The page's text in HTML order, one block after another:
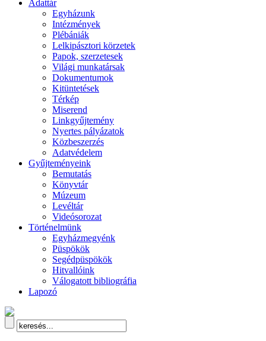
Adattár
Egyházunk
Intézmények
Plébániák
Lelkipásztori körzetek
Papok, szerzetesek
Világi munkatársak
Dokumentumok
Kitüntetések
Térkép
Miserend
Linkgyűjtemény
Nyertes pályázatok
Közbeszerzés
Adatvédelem
Gyűjteményeink
Bemutatás
Könyvtár
Múzeum
Levéltár
Videósorozat
Történelmünk
Egyházmegyénk
Püspökök
Segédpüspökök
Hitvallóink
Válogatott bibliográfia
Lapozó